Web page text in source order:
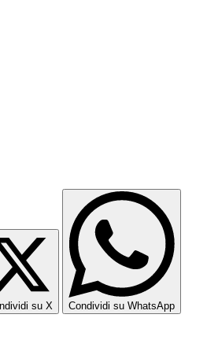
su X Condividi su WhatsApp